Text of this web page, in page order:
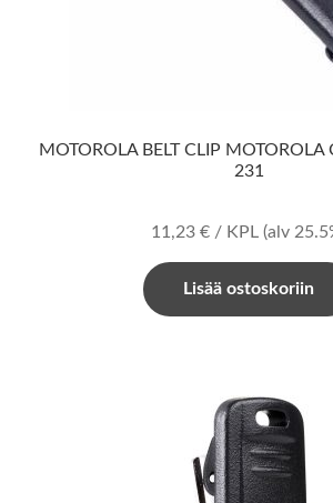
MOTOROLA BELT CLIP MOTOROLA
231
11,23 €/ KPL (alv
Lisää ostoskoriin